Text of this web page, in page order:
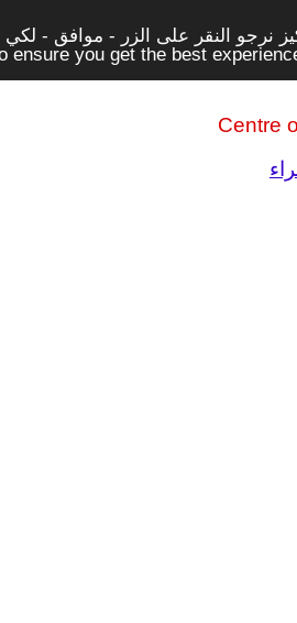
نرجو النقر على الزر - موافق - لكي
ensure you get the best
Centre